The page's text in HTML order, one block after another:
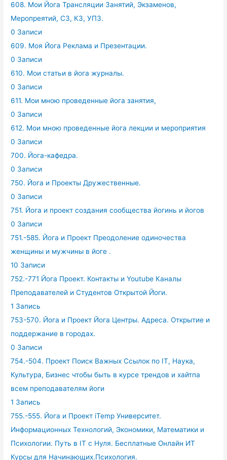
608. Мои Йога Трансляции Занятий, Экзаменов,
Меропреятий, СЗ, КЗ, УПЗ.
0 Записи
609. Моя Йога Реклама и Презентации.
0 Записи
610. Мои статьи в йога журналы.
0 Записи
611. Мои мною проведенные йога занятия,
0 Записи
612. Мои мною проведенные йога лекции и мероприятия
0 Записи
700. Йога-кафедра.
0 Записи
750. Йога и Проекты Дружественные.
0 Записи
751. Йога и проект создания сообщества йогинь и йогов
0 Записи
751.-585. Йога и Проект Преодоление одиночества
женщины и мужчины в йоге .
10 Записи
752.-771 Йога Проект. Контакты и Youtube Каналы
Преподавателей и Студентов Открытой Йоги.
1 Запись
753-570. Йога и Проект Йога Центры. Адреса. Открытие и
поддержание в городах.
0 Записи
754.-504. Проект Поиск Важных Ссылок по IT, Наука,
Культура, Бизнес чтобы быть в курсе трендов и хайтпа
всем преподавателям йоги
1 Запись
755.-555. Йога и Проект iTemp Университет.
Информационных Технологий, Экономики, Математики и
Психологии. Путь в IT с Нуля. Бесплатные Онлайн ИТ
Курсы для Начинающих.Психология.